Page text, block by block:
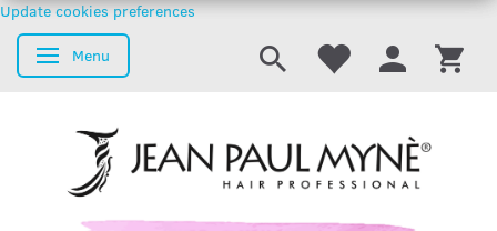
Update cookies preferences
Skifte navigation
Menu